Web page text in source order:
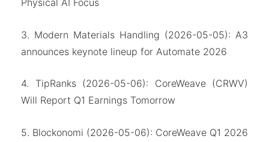
3. Modern Materials Handling (2026-05-05): A3
announces keynote lineup for Automate 2026
4. TipRanks (2026-05-06): CoreWeave (CRWV)
Will Report Q1 Earnings Tomorrow
5. Blockonomi (2026-05-06): CoreWeave Q1 2026